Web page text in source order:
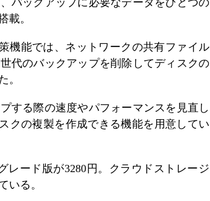
バックアップに必要なデータをひとつの
載。
機能では、ネットワークの共有ファイル
代のバックアップを削除してディスクの
。
する際の速度やパフォーマンスを見直し
クの複製を作成できる機能を用意してい
レード版が3280円。クラウドストレージ
いる。